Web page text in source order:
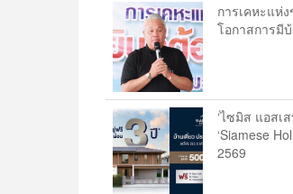
การเคหะแห่
โอกาสการมี
‘ไซมิส แอสเ
‘Siamese
2569